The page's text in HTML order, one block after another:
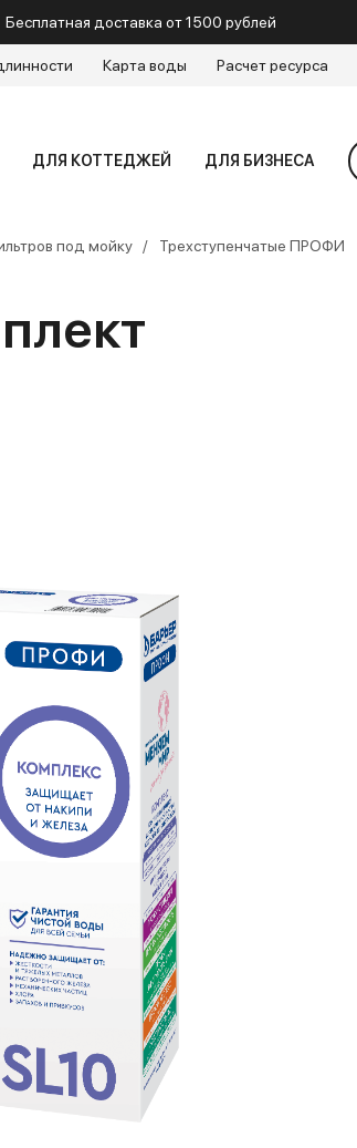
Бесплатная доставка от 1500 рублей
Карта воды Расчет ресурса
ДЛЯ КОТТЕДЖЕЙ ДЛЯ БИЗНЕСА
под мойку Трехступенчатые ПРОФИ